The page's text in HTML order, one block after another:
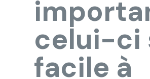
celui-ci
facile à